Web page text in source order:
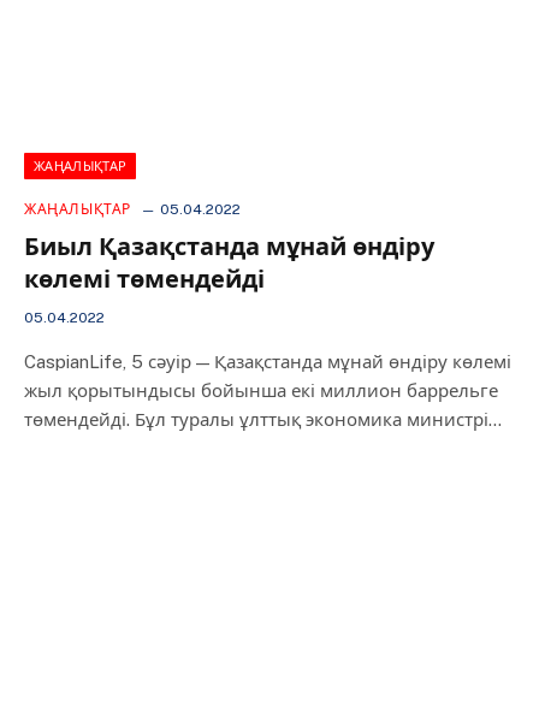
ЖАҢАЛЫҚТАР
ЖАҢАЛЫҚТАР 05.04.2022
Биыл Қазақстанда мұнай өндіру
көлемі төмендейді
05.04.2022
CaspianLife, 5 сәуір — Қазақстанда мұнай өндіру көлемі
жыл қорытындысы бойынша екі миллион баррельге
төмендейді. Бұл туралы ұлттық экономика министрі…